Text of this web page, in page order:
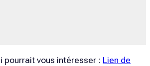
pourrait vous intéresser : Lien de